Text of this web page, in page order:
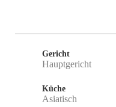
Gericht
Hauptgericht
Küche
Asiatisch